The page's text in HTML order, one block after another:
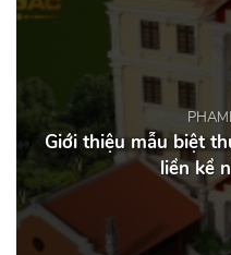
Giới thiệu mẫu biệt
liền kề